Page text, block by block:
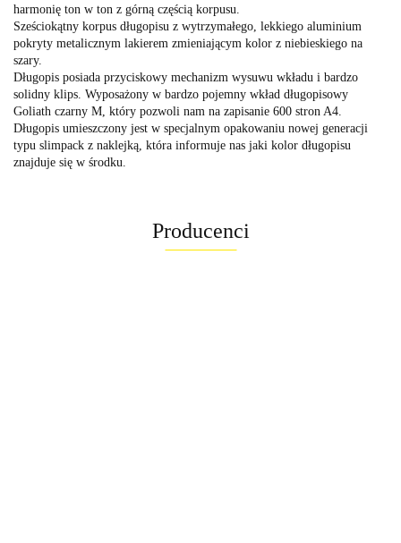
harmonię ton w ton z górną częścią korpusu.
Sześciokątny korpus długopisu z wytrzymałego, lekkiego aluminium
pokryty metalicznym lakierem zmieniającym kolor z niebieskiego na
szary.
Długopis posiada przyciskowy mechanizm wysuwu wkładu i bardzo
solidny klips. Wyposażony w bardzo pojemny wkład długopisowy
Goliath czarny M, który pozwoli nam na zapisanie 600 stron A4.
Długopis umieszczony jest w specjalnym opakowaniu nowej generacji
typu slimpack z naklejką, która informuje nas jaki kolor długopisu
znajduje się w środku.
Producenci